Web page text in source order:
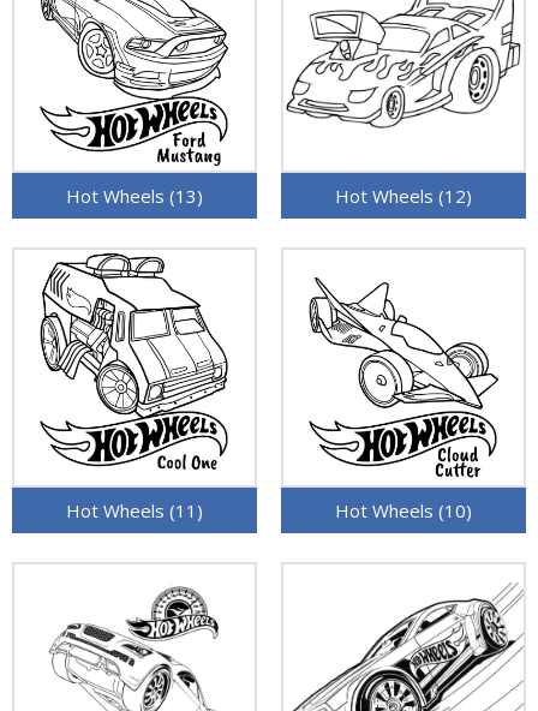
Hot Wheels (13) Hot Wheels (12)
Hot Wheels (11) Hot Wheels (10)